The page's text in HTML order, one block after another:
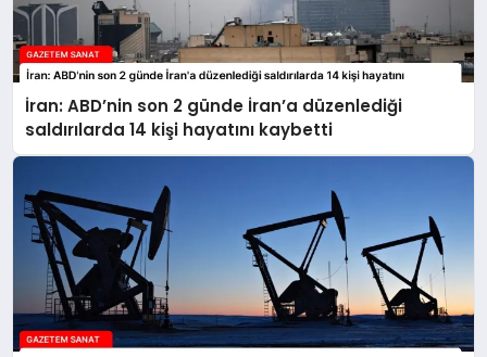
İran: ABD’nin son 2 günde İran’a düzenlediği
saldırılarda 14 kişi hayatını kaybetti